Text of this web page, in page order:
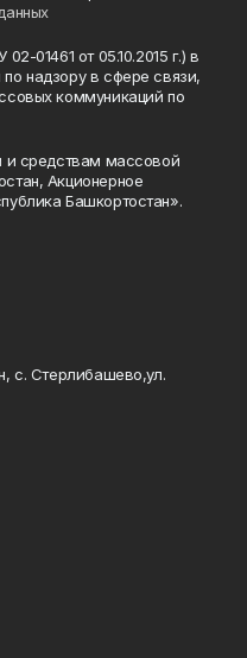
01461 от 05.10.2015 г.) в
надзору в сфере связи,
коммуникаций по
и средствам массовой
Акционерное
Башкортостан».
c. Стерлибашево,ул.